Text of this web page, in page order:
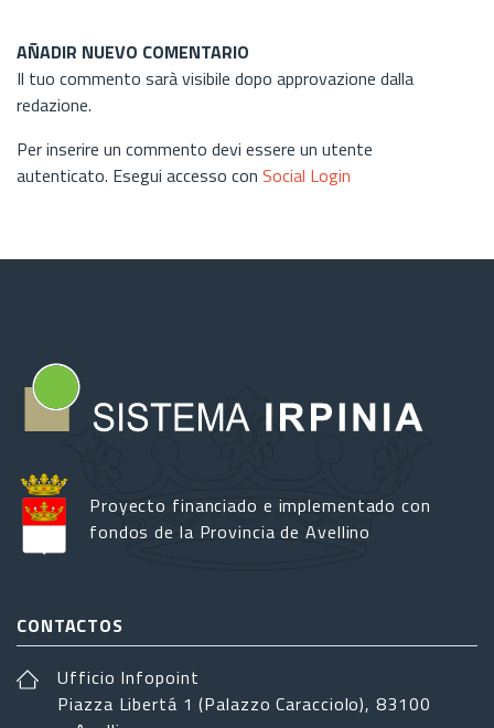
AÑADIR NUEVO COMENTARIO
Il tuo commento sarà visibile dopo approvazione dalla
redazione.
Per inserire un commento devi essere un utente
autenticato. Esegui accesso con Social Login
Proyecto financiado e implementado con
fondos de la Provincia de Avellino
CONTACTOS
Ufficio Infopoint
Piazza Libertá 1 (Palazzo Caracciolo), 83100